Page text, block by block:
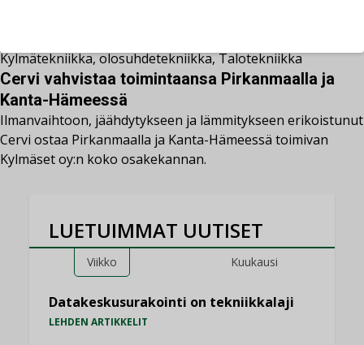
Kylmätekniikka,olosuhdetekniikka,Talotekniikka
Cervi vahvistaa toimintaansa Pirkanmaalla ja
Kanta-Hämeessä
Ilmanvaihtoon, jäähdytykseen ja lämmitykseen erikoistunut
Cervi ostaa Pirkanmaalla ja Kanta-Hämeessä toimivan
Kylmäset oy:n koko osakekannan.
LUETUIMMAT UUTISET
Viikko Kuukausi
Datakeskusurakointi on tekniikkalaji
LEHDEN ARTIKKELIT